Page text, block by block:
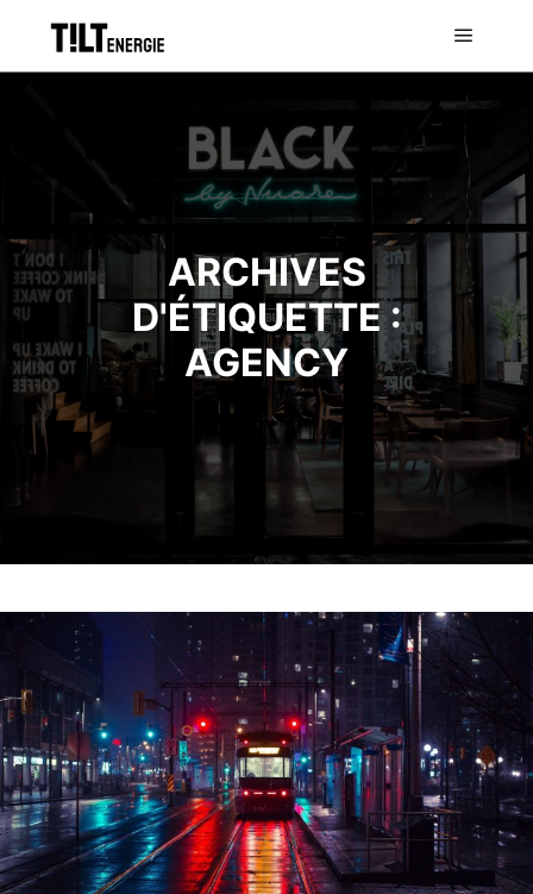
ARCHIVES
D'ÉTIQUETTE :
AGENCY